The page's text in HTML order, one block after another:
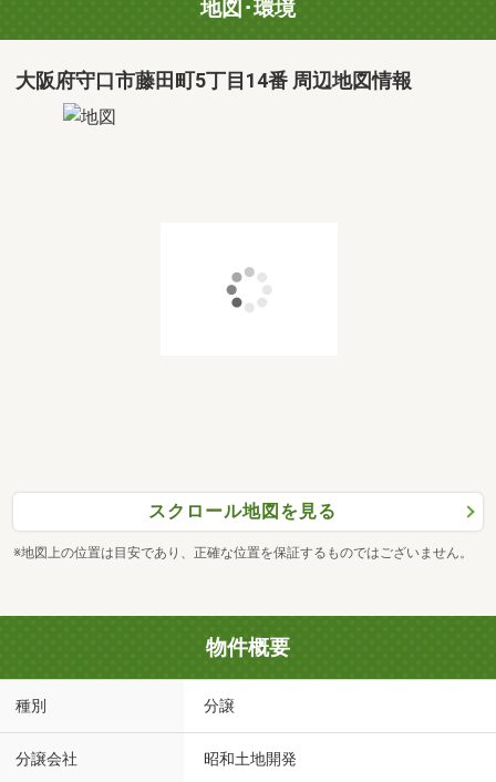
地図･環境
大阪府守口市藤田町5丁目14番 周辺地図情報
スクロール地図を見る
※地図上の位置は目安であり、正確な位置を保証するものではございません。
物件概要
種別 分譲
分譲会社 昭和土地開発